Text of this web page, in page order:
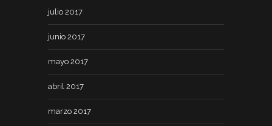
julio 2017
junio 2017
mayo 2017
abril 2017
marzo 2017